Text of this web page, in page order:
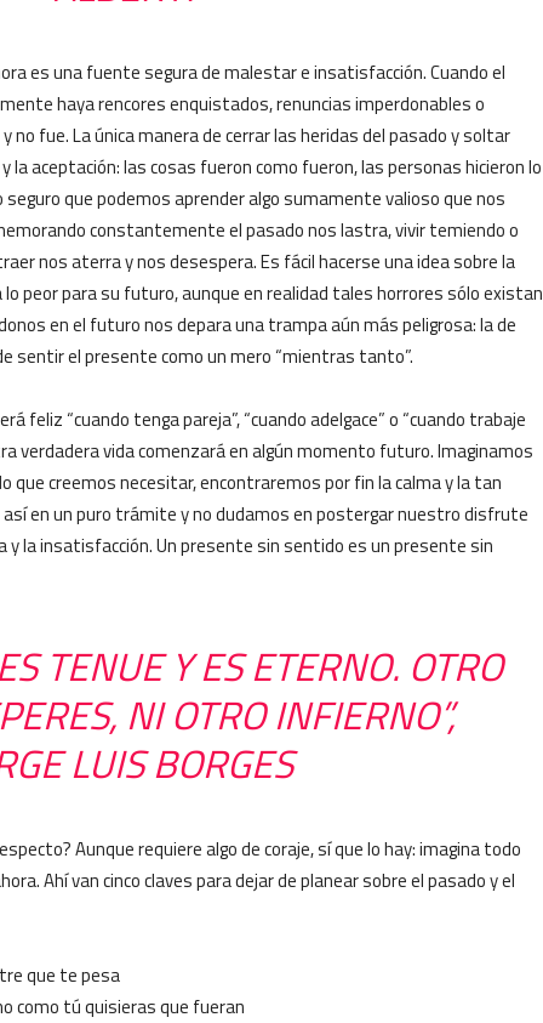
es una fuente segura de malestar e insatisfacción. Cuando el
haya rencores enquistados, renuncias imperdonables o
no fue. La única manera de cerrar las heridas del pasado y soltar
la aceptación: las cosas fueron como fueron, las personas hicieron lo
que podemos aprender algo sumamente valioso que nos
constantemente el pasado nos lastra, vivir temiendo o
nos aterra y nos desespera. Es fácil hacerse una idea sobre la
peor para su futuro, aunque en realidad tales horrores sólo existan
en el futuro nos depara una trampa aún más peligrosa: la de
sentir el presente como un mero “mientras tanto”.
feliz “cuando tenga pareja”, “cuando adelgace” o “cuando trabaje
verdadera vida comenzará en algún momento futuro. Imaginamos
que creemos necesitar, encontraremos por fin la calma y la tan
así en un puro trámite y no dudamos en postergar nuestro disfrute
y la insatisfacción. Un presente sin sentido es un presente sin
TENUE Y ES ETERNO. OTRO
NI OTRO INFIERNO”,
LUIS BORGES
Aunque requiere algo de coraje, sí que lo hay: imagina todo
Ahí van cinco claves para dejar de planear sobre el pasado y el
que te pesa
como tú quisieras que fueran